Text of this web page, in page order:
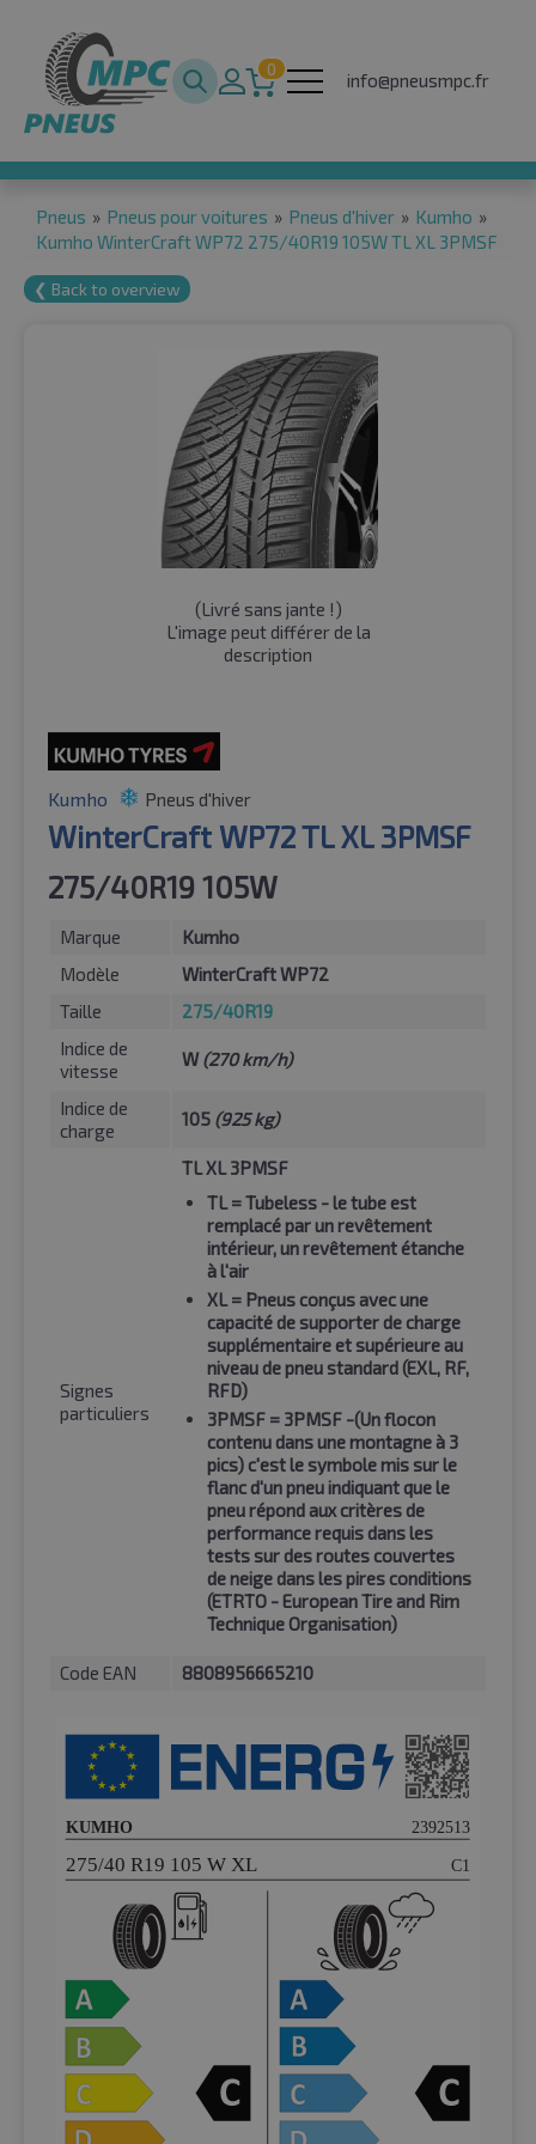
0
info@pneusmpc.fr
Pneus » Pneus pour voitures » Pneus d'hiver » Kumho »
Kumho WinterCraft WP72 275/40R19 105W TL XL 3PMSF
❮ Back to overview
(Livré sans jante !)
L'image peut différer de la
description
Kumho Pneus d'hiver
WinterCraft WP72 TL XL 3PMSF
275/40R19 105W
Marque
Kumho
Modèle
WinterCraft WP72
Taille
275/40R19
Indice de
vitesse
W (270 km/h)
Indice de
charge
105 (925 kg)
Signes
particuliers
TL XL 3PMSF
TL= Tubeless - le tube est
remplacé par un revêtement
intérieur, un revêtement étanche
à l'air
XL= Pneus conçus avec une
capacité de supporter de charge
supplémentaire et supérieure au
niveau de pneu standard (EXL, RF,
RFD)
3PMSF = 3PMSF -(Un flocon
contenu dans une montagne à 3
pics) c'est le symbole mis sur le
flanc d'un pneu indiquant que le
pneu répond aux critères de
performance requis dans les
tests sur des routes couvertes
de neige dans les pires conditions
(ETRTO - European Tire and Rim
Technique Organisation)
Code EAN 8808956665210